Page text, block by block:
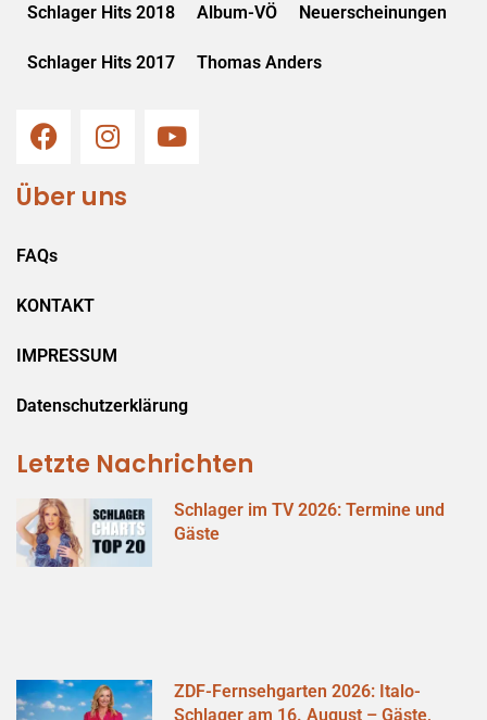
Schlager Hits 2018 Album-VÖ Neuerscheinungen
Schlager Hits 2017 Thomas Anders
Über uns
FAQs
KONTAKT
IMPRESSUM
Datenschutzerklärung
Letzte Nachrichten
Schlager im TV 2026: Termine und
Gäste
ZDF-Fernsehgarten 2026: Italo-
Schlager am 16. August – Gäste,